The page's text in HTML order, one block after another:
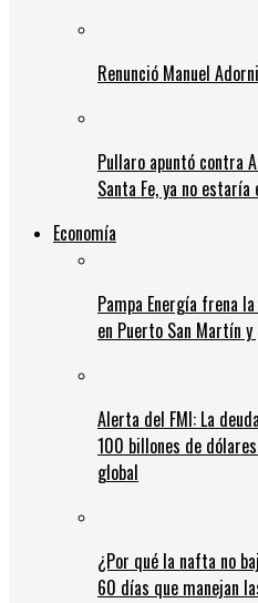
Renunció Manuel
Pullaro apuntó contra
Santa Fe, ya no estaría
Economía
Pampa Energía frena
en Puerto San Martín
Alerta del FMI: La
100 billones de
global
¿Por qué la nafta no
60 días que manejan